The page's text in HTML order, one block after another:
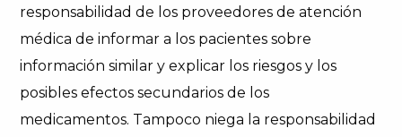
responsabilidad de los proveedores de atención
médica de informar a los pacientes sobre
información similar y explicar los riesgos y los
posibles efectos secundarios de los
medicamentos. Tampoco niega la responsabilidad